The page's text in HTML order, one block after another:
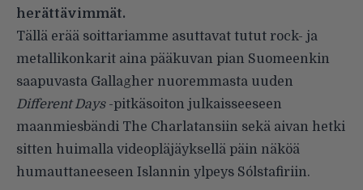
herättävimmät.
Tällä erää soittariamme asuttavat tutut rock- ja
metallikonkarit aina pääkuvan pian Suomeenkin
saapuvasta Gallagher nuoremmasta uuden
Different Days-pitkäsoiton julkaisseeseen
maanmiesbändi The Charlatansiin sekä aivan hetki
sitten huimalla videopläjäyksellä päin näköä
humauttaneeseen Islannin ylpeys Sólstafiriin.